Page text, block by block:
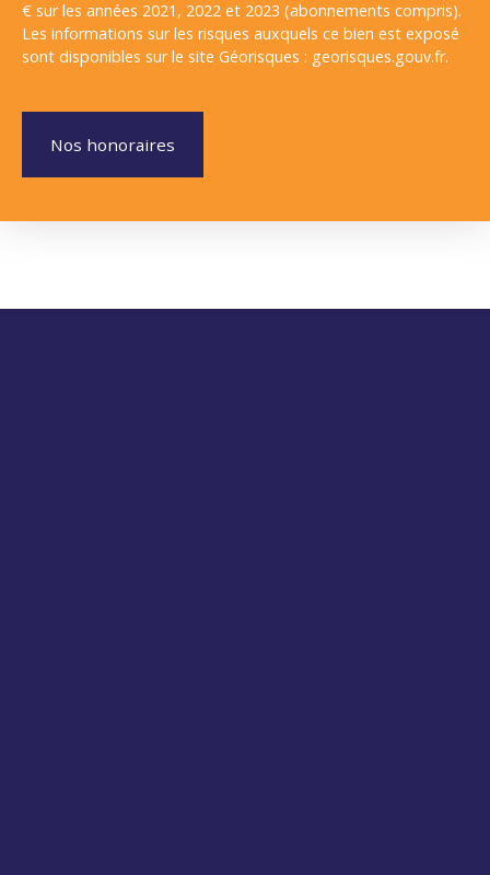
€ sur les années 2021, 2022 et 2023 (abonnements compris).
Les informations sur les risques auxquels ce bien est exposé
sont disponibles sur le site Géorisques : georisques.gouv.fr.
Nos honoraires